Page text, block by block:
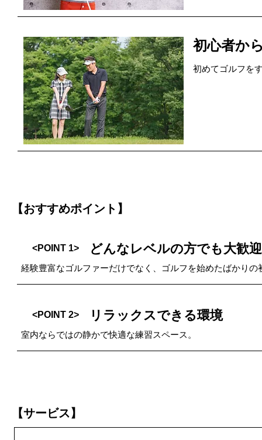
初心者か
初めてゴルフを
【おすすめポイント】
<POINT 1> どんなレベルの方でも大歓迎
経験豊富なゴルファーだけでなく、ゴルフを始めたばかり
<POINT 2> リラックスできる環境
室内ならではの静かで快適な練習スペース。
【サービス】